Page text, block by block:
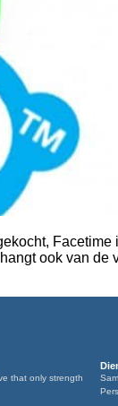
Facetime
ook van de
that only strength